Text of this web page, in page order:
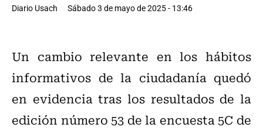
Diario Usach Sábado 3 de mayo de 2025 - 13:46
Un cambio relevante en los hábitos
informativos de la ciudadanía quedó
en evidencia tras los resultados de la
edición número 53 de la encuesta 5C de